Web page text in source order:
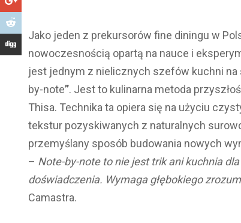
Jako jeden z prekursorów fine diningu w
nowoczesnością opartą na nauce i
jest jednym z nielicznych szefów kuchni
by-note”. Jest to kulinarna metoda
Thisa. Technika ta opiera się na użyciu
tekstur pozyskiwanych z naturalnych
przemyślany sposób budowania nowych
– Note-by-note to nie jest trik ani kuchnia
doświadczenia. Wymaga głębokiego
Camastra.